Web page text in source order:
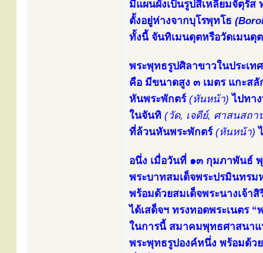
มีแผนผังเป็นรูปสี่เหลี่ยมจัตุรั
ตั้งอยู่ห่างจากบุโรพุทโธ
ทั้งนี้ จันทิเมนดุตหรือวัดเมนดุ
พระพุทธรูปศิลาขาวในประเ
คือ มีขนาดสูง ๓ เมตร แกะส
หันพระพักตร์ (หันหน้า) ไปทา
ในจันทิ (วัด, เจดีย์, ศาสนสถา
ที่ล้วนหันพระพักตร์ (หันหน้า)
อนึ่ง เมื่อวันที่ ๑๓ กุมภาพันธ์
พระบาทสมเด็จพระปรมินทร
พร้อมด้วยสมเด็จพระนางเจ้า
ได้เสด็จฯ ทรงทอดพระเนตร
ในการนี้ สมาคมพุทธศาสนาแ
พระพุทธรูปองค์หนึ่ง พร้อมด้ว